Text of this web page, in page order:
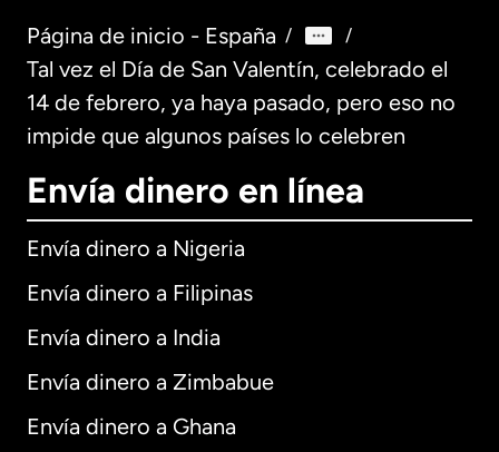
Página de inicio - España / /
Tal vez el Día de San Valentín, celebrado el
14 de febrero, ya haya pasado, pero eso no
impide que algunos países lo celebren
Envía dinero en línea
Envía dinero a Nigeria
Envía dinero a Filipinas
Envía dinero a India
Envía dinero a Zimbabue
Envía dinero a Ghana